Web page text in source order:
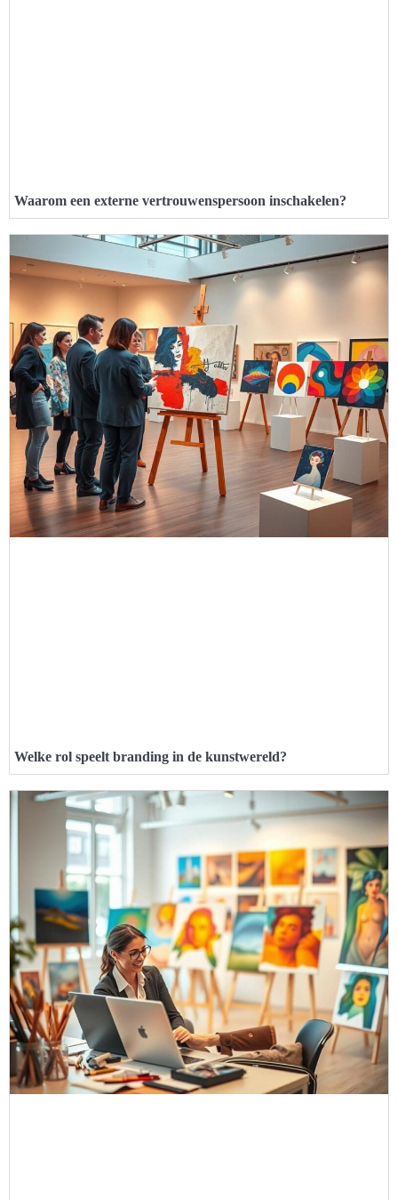
Waarom een externe vertrouwenspersoon inschakelen?
Welke rol speelt branding in de kunstwereld?